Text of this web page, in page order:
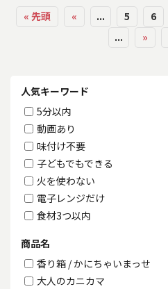
« 先頭 « ... 5 6
...
»
人気キーワード
5分以内
動画あり
味付け不要
子どもでもできる
火を使わない
電子レンジだけ
食材3つ以内
商品名
香り箱 / かにちゃいまっせ
大人のカニカマ